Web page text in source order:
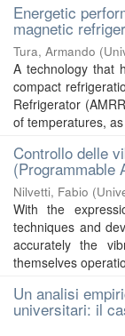
Energetic
magnetic
Tura, Armando (
A technology that
compact
Refrigerator
of temperatures,
Controllo delle
(Programmable
Nilvetti, Fabio (
With the
techniques and
accurately the
themselves
Un analisi
universitari: il